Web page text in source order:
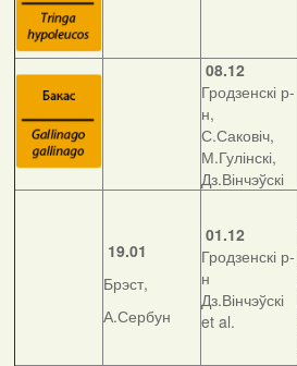
08.12
Гродзенскі р-
н,
С.Саковіч,
М.Гулінскі,
Дз.Вінчэўскі
19.01
Брэст,
А.Сербун
01.12
Гродзенскі р-
н
Дз.Вінчэўскі
et al.